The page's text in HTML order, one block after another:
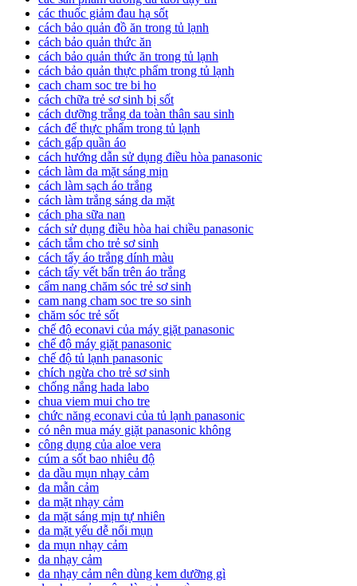
các thuốc giảm đau hạ sốt
cách bảo quản đồ ăn trong tủ lạnh
cách bảo quản thức ăn
cách bảo quản thức ăn trong tủ lạnh
cách bảo quản thực phẩm trong tủ lạnh
cach cham soc tre bi ho
cách chữa trẻ sơ sinh bị sốt
cách dưỡng trắng da toàn thân sau sinh
cách để thực phẩm trong tủ lạnh
cách gấp quần áo
cách hướng dẫn sử dụng điều hòa panasonic
cách làm da mặt sáng mịn
cách làm sạch áo trắng
cách làm trắng sáng da mặt
cách pha sữa nan
cách sử dụng điều hòa hai chiều panasonic
cách tắm cho trẻ sơ sinh
cách tẩy áo trắng dính màu
cách tẩy vết bẩn trên áo trắng
cẩm nang chăm sóc trẻ sơ sinh
cam nang cham soc tre so sinh
chăm sóc trẻ sốt
chế độ econavi của máy giặt panasonic
chế độ máy giặt panasonic
chế độ tủ lạnh panasonic
chích ngừa cho trẻ sơ sinh
chống nắng hada labo
chua viem mui cho tre
chức năng econavi của tủ lạnh panasonic
có nên mua máy giặt panasonic không
công dụng của aloe vera
cúm a sốt bao nhiêu độ
da dầu mụn nhạy cảm
da mẫn cảm
da mặt nhạy cảm
da mặt sáng mịn tự nhiên
da mặt yếu dễ nổi mụn
da mụn nhạy cảm
da nhạy cảm
da nhạy cảm nên dùng kem dưỡng gì